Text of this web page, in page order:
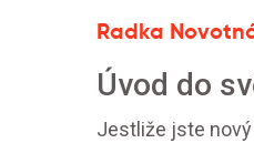
Radka
Úvod do
Jestliže jste nový